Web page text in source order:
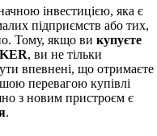
інвестицією, яка є
підприємств або тих,
Тому, якщо викупуєте
, ви не тільки
впевнені, що отримаєте
перевагою купівлі
з новим пристроєм є
.